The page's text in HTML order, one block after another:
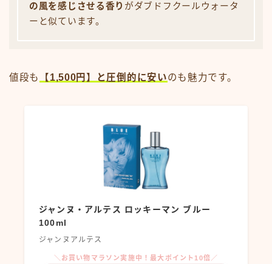
の風を感じさせる香り がダブドフクールウォータ
ーと似ています。
値段も 【1,500円】と圧倒的に安いのも魅力です。
ジャンヌ・アルテス ロッキーマン ブルー
100ml
ジャンヌアルテス
＼お買い物マラソン実施中！最大ポイント10倍／